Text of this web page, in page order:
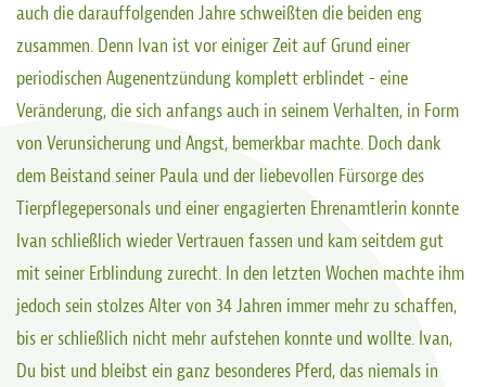
auch die darauffolgenden Jahre schweißten die beiden eng
zusammen. Denn Ivan ist vor einiger Zeit auf Grund einer
periodischen Augenentzündung komplett erblindet - eine
Veränderung, die sich anfangs auch in seinem Verhalten, in Form
von Verunsicherung und Angst, bemerkbar machte. Doch dank
dem Beistand seiner Paula und der liebevollen Fürsorge des
Tierpflegepersonals und einer engagierten Ehrenamtlerin konnte
Ivan schließlich wieder Vertrauen fassen und kam seitdem gut
mit seiner Erblindung zurecht. In den letzten Wochen machte ihm
jedoch sein stolzes Alter von 34 Jahren immer mehr zu schaffen,
bis er schließlich nicht mehr aufstehen konnte und wollte. Ivan,
Du bist und bleibst ein ganz besonderes Pferd, das niemals in